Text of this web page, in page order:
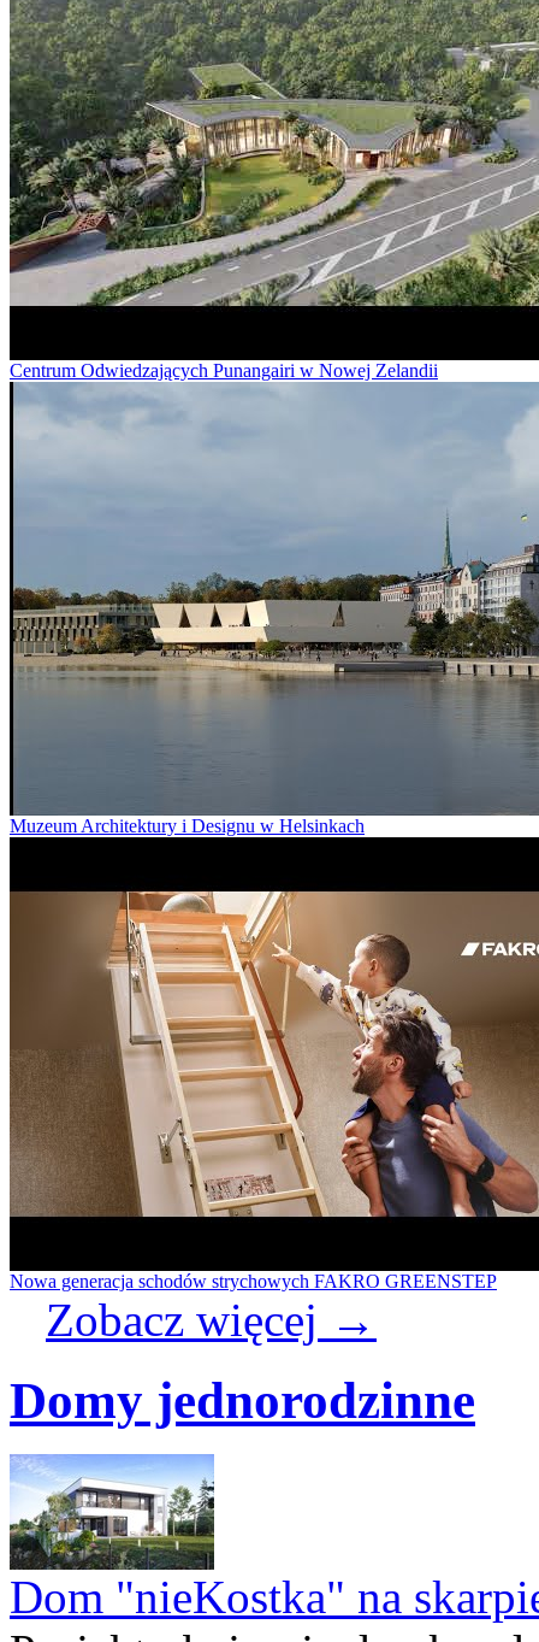
Centrum Odwiedzających Punangairi w Nowej Zelandii
Muzeum Architektury i Designu w Helsinkach
Nowa generacja schodów strychowych FAKRO GREENSTEP
Zobacz więcej →
Domy jednorodzinne
Dom "nieKostka" na